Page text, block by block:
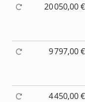
20 050,00 €
9 797,00 €
4 450,00 €